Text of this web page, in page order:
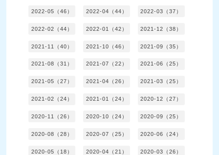
2022-05（46） 2022-04（44） 2022-03（37）
2022-02（44） 2022-01（42） 2021-12（38）
2021-11（40） 2021-10（46） 2021-09（35）
2021-08（31） 2021-07（22） 2021-06（25）
2021-05（27） 2021-04（26） 2021-03（25）
2021-02（24） 2021-01（24） 2020-12（27）
2020-11（26） 2020-10（24） 2020-09（25）
2020-08（28） 2020-07（25） 2020-06（24）
2020-05（18） 2020-04（21） 2020-03（26）